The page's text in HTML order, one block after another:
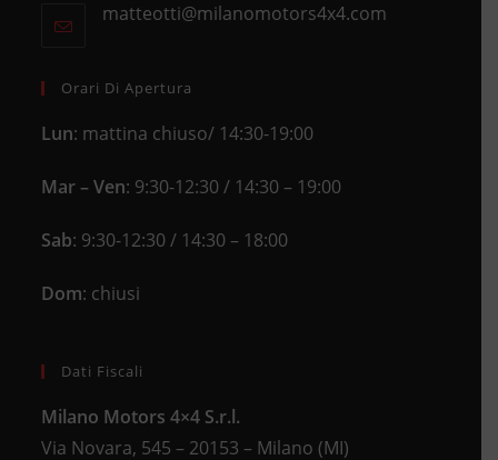
your
matteotti@milanomotors4x4.comOpens
Orari Di Apertura
Lun: mattina chiuso/ 14:30-19:00
Mar – Ven: 9:30-12:30 / 14:30 – 19:00
Sab: 9:30-12:30 / 14:30 – 18:00
Dom: chiusi
Dati Fiscali
Milano Motors 4×4 S.r.l.
Via Novara, 545 – 20153 – Milano (MI)